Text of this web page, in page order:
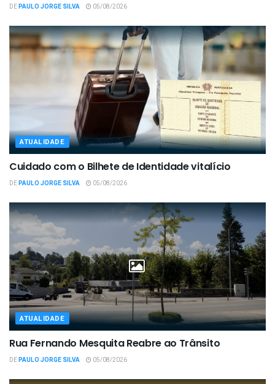
DEPAULO JORGE SILVA 05/08/2026
ATUALIDADE
Cuidado com o Bilhete de Identidade vitalício
DEPAULO JORGE SILVA 05/08/2026
ATUALIDADE
Rua Fernando Mesquita Reabre ao Trânsito
DEPAULO JORGE SILVA 05/08/2026